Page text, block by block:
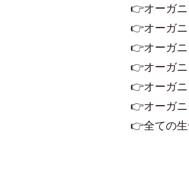
👉オーガ
👉オーガ
👉オーガ
👉オーガ
👉オーガ
👉オーガ
👉全ての